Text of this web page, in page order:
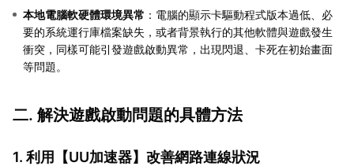
本地電腦軟硬體環境異常 ：電腦的顯示卡驅動程式版本過低、必
要的系統運行庫檔案缺失，或者背景執行的其他軟體與遊戲發生
衝突，同樣可能引發遊戲啟動異常，出現閃退、卡死在初始畫面
等問題。
二. 解決遊戲啟動問題的具體方法
1. 利用【UU加速器】改善網路連線狀況